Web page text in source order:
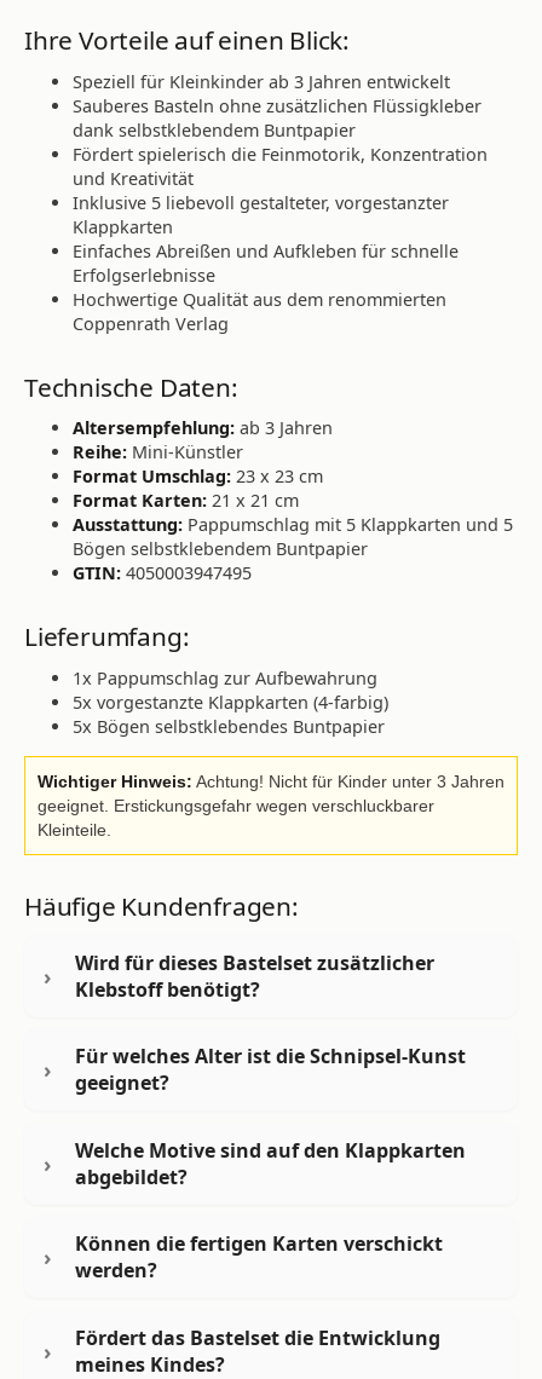
Ihre Vorteile auf einen Blick:
Speziell für Kleinkinder ab 3 Jahren entwickelt
Sauberes Basteln ohne zusätzlichen Flüssigkleber
dank selbstklebendem Buntpapier
Fördert spielerisch die Feinmotorik, Konzentration
und Kreativität
Inklusive 5 liebevoll gestalteter, vorgestanzter
Klappkarten
Einfaches Abreißen und Aufkleben für schnelle
Erfolgserlebnisse
Hochwertige Qualität aus dem renommierten
Coppenrath Verlag
Technische Daten:
Altersempfehlung: ab 3 Jahren
Reihe: Mini-Künstler
Format Umschlag: 23 x 23 cm
Format Karten: 21 x 21 cm
Ausstattung: Pappumschlag mit 5 Klappkarten und 5
Bögen selbstklebendem Buntpapier
GTIN: 4050003947495
Lieferumfang:
1x Pappumschlag zur Aufbewahrung
5x vorgestanzte Klappkarten (4-farbig)
5x Bögen selbstklebendes Buntpapier
Wichtiger Hinweis: Achtung! Nicht für Kinder unter 3 Jahren
geeignet. Erstickungsgefahr wegen verschluckbarer
Kleinteile.
Häufige Kundenfragen:
Wird für dieses Bastelset zusätzlicher
Klebstoff benötigt?
Für welches Alter ist die Schnipsel-Kunst
geeignet?
Welche Motive sind auf den Klappkarten
abgebildet?
Können die fertigen Karten verschickt
werden?
Fördert das Bastelset die Entwicklung
meines Kindes?